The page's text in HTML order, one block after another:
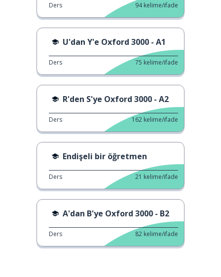
Ders 94 kelime/ifade
U'dan Y'e Oxford 3000 - A1
Ders 75 kelime/ifade
R'den S'ye Oxford 3000 - A2
Ders 162 kelime/ifade
Endişeli bir öğretmen
Ders 21 kelime/ifade
A'dan B'ye Oxford 3000 - B2
Ders 82 kelime/ifade